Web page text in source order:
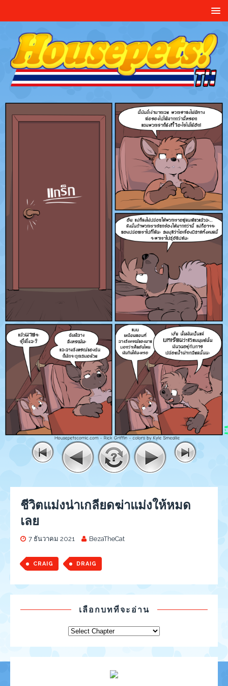
ชีวิตแม่งน่าเกลียดฆ่าแม่งให้หมด
เลย
7 ธันวาคม 2021 BezaTheCat
CRAIG DRAIG
เลือกบทที่จะอ่าน